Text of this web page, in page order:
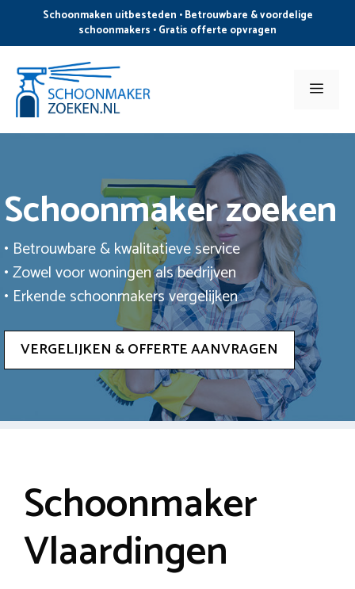
de
inhoud
Schoonmaken uitbesteden • Betrouwbare & voordelige
schoonmakers • Gratis offerte opvragen
Menu
Schoonmaker zoeken
• Betrouwbare & kwalitatieve service
• Zowel voor woningen als bedrijven
• Erkende schoonmakers vergelijken
VERGELIJKEN & OFFERTE AANVRAGEN
Schoonmaker
Vlaardingen